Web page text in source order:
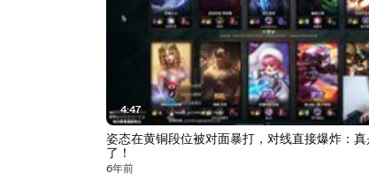
4:47
姿态在黄铜段位被对面暴打，对线直接爆炸：
了！
6年前